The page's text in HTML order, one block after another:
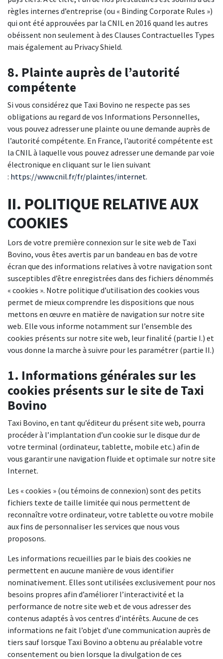
règles internes d’entreprise (ou « Binding Corporate Rules »)
qui ont été approuvées par la CNIL en 2016 quand les autres
obéissent non seulement à des Clauses Contractuelles Types
mais également au Privacy Shield.
8. Plainte auprès de l’autorité
compétente
Si vous considérez que Taxi Bovino ne respecte pas ses
obligations au regard de vos Informations Personnelles,
vous pouvez adresser une plainte ou une demande auprès de
l’autorité compétente. En France, l’autorité compétente est
la CNIL à laquelle vous pouvez adresser une demande par voie
électronique en cliquant sur le lien suivant
: https://www.cnil.fr/fr/plaintes/internet.
II. POLITIQUE RELATIVE AUX
COOKIES
Lors de votre première connexion sur le site web de Taxi
Bovino, vous êtes avertis par un bandeau en bas de votre
écran que des informations relatives à votre navigation sont
susceptibles d’être enregistrées dans des fichiers dénommés
« cookies ». Notre politique d’utilisation des cookies vous
permet de mieux comprendre les dispositions que nous
mettons en œuvre en matière de navigation sur notre site
web. Elle vous informe notamment sur l’ensemble des
cookies présents sur notre site web, leur finalité (partie I.) et
vous donne la marche à suivre pour les paramétrer (partie II.)
1. Informations générales sur les
cookies présents sur le site de Taxi
Bovino
Taxi Bovino, en tant qu’éditeur du présent site web, pourra
procéder à l’implantation d’un cookie sur le disque dur de
votre terminal (ordinateur, tablette, mobile etc.) afin de
vous garantir une navigation fluide et optimale sur notre site
Internet.
Les « cookies » (ou témoins de connexion) sont des petits
fichiers texte de taille limitée qui nous permettent de
reconnaître votre ordinateur, votre tablette ou votre mobile
aux fins de personnaliser les services que nous vous
proposons.
Les informations recueillies par le biais des cookies ne
permettent en aucune manière de vous identifier
nominativement. Elles sont utilisées exclusivement pour nos
besoins propres afin d’améliorer l’interactivité et la
performance de notre site web et de vous adresser des
contenus adaptés à vos centres d’intérêts. Aucune de ces
informations ne fait l’objet d’une communication auprès de
tiers sauf lorsque Taxi Bovino a obtenu au préalable votre
consentement ou bien lorsque la divulgation de ces